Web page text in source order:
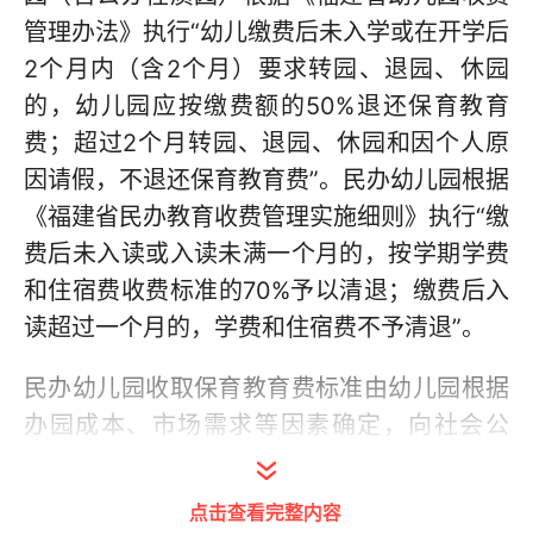
管理办法》执行“幼儿缴费后未入学或在开学后
2个月内（含2个月）要求转园、退园、休园
的，幼儿园应按缴费额的50%退还保育教育
费；超过2个月转园、退园、休园和因个人原
因请假，不退还保育教育费”。民办幼儿园根据
《福建省民办教育收费管理实施细则》执行“缴
费后未入读或入读未满一个月的，按学期学费
和住宿费收费标准的70%予以清退；缴费后入
读超过一个月的，学费和住宿费不予清退”。
民办幼儿园收取保育教育费标准由幼儿园根据
办园成本、市场需求等因素确定，向社会公
示，并接受价格主管部门和教育行政部门的监
督。集体办幼儿园（含公办小学附设学前
点击查看完整内容